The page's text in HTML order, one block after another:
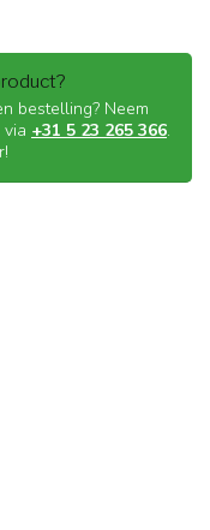
bestelling? Neem
+31 5 23 265 366.